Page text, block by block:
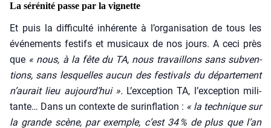
La sérénité passe par la vignette
Et puis la dif­fi­cul­té inhé­rente à l’organisation de tous les
évé­ne­ments fes­tifs et musi­caux de nos jours. A ceci près
que « nous, à la fête du TA, nous tra­vaillons sans sub­ven­
tions, sans les­quelles aucun des fes­ti­vals du dépar­te­ment
n’aurait lieu aujourd’hui ». L’exception TA, l’exception mili­
tante… Dans un contexte de sur­in­fla­tion : « la tech­nique sur
la grande scène, par exemple, c’est 34 % de plus que l’an